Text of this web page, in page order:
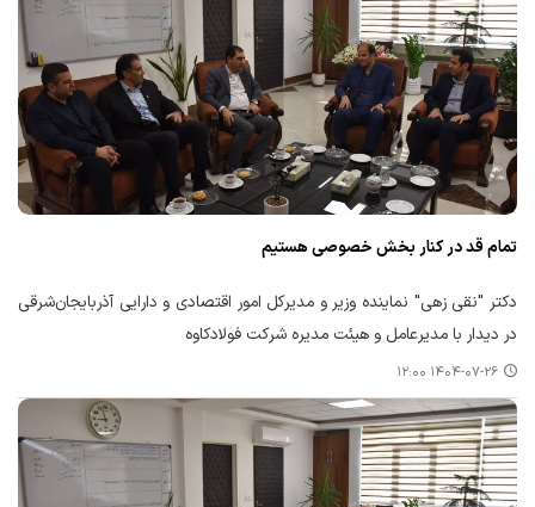
تمام قد در کنار بخش خصوصی هستیم
دکتر "نقی زهی" نماینده وزیر و مدیرکل امور اقتصادی و دارایی آذربایجان‌شرقی
در دیدار با مدیرعامل و هیئت مدیره شرکت فولادکاوه
۱۴۰۴-۰۷-۲۶ ۱۲:۰۰